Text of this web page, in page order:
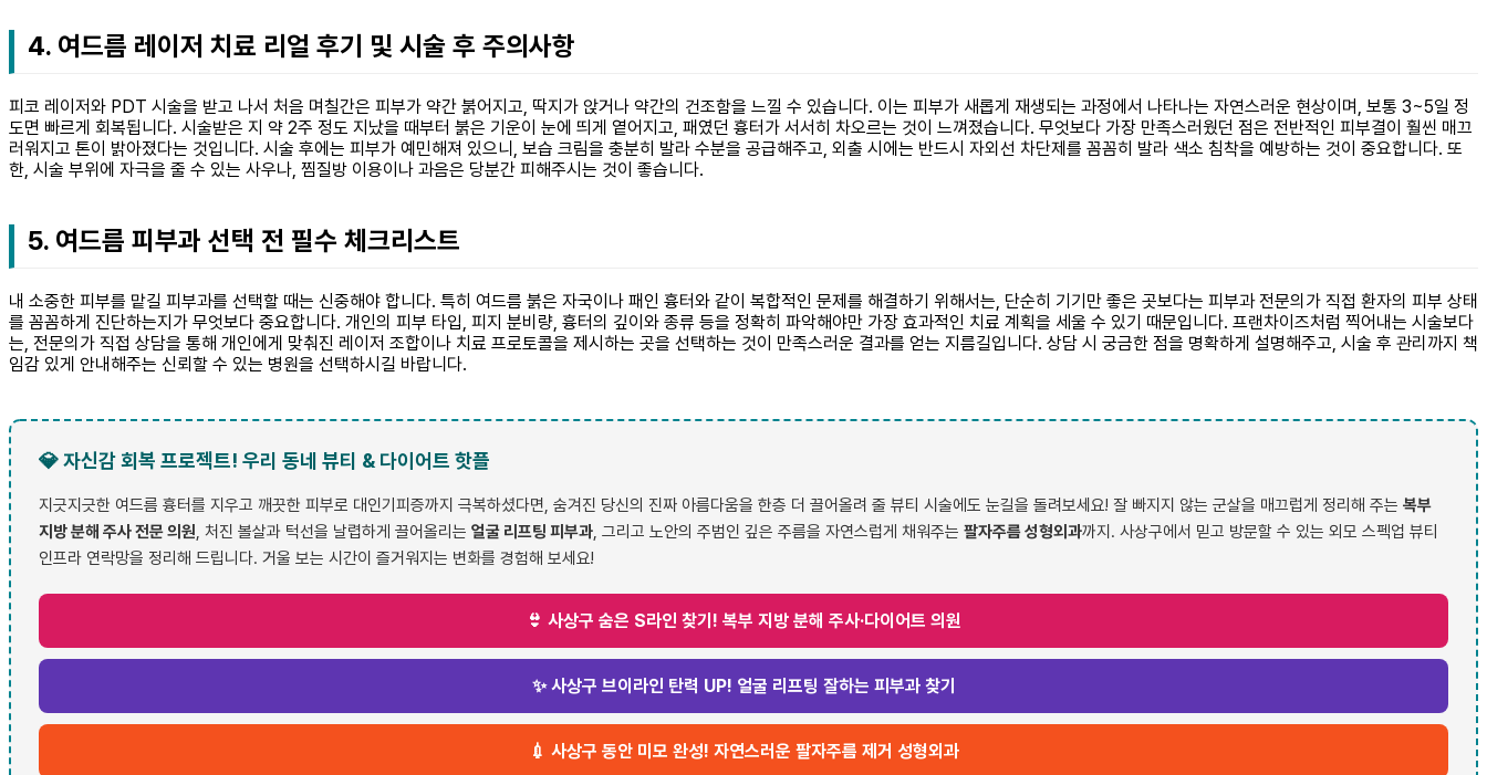
4. 여드름 레이저 치료 리얼 후기 및 시술 후 주의사항
피코 레이저와 PDT 시술을 받고 나서 처음 며칠간은 피부가 약간 붉어지고, 딱지가 앉거나 약간의 건조함을 느낄 수 있습니다. 이는 피부가 새롭게 재생되는 과정에서 나타나는 자연스러운 현상이며, 보통 3~5일 정
도면 빠르게 회복됩니다. 시술받은 지 약 2주 정도 지났을 때부터 붉은 기운이 눈에 띄게 옅어지고, 패였던 흉터가 서서히 차오르는 것이 느껴졌습니다. 무엇보다 가장 만족스러웠던 점은 전반적인 피부결이 훨씬 매끄
러워지고 톤이 밝아졌다는 것입니다. 시술 후에는 피부가 예민해져 있으니, 보습 크림을 충분히 발라 수분을 공급해주고, 외출 시에는 반드시 자외선 차단제를 꼼꼼히 발라 색소 침착을 예방하는 것이 중요합니다. 또
한, 시술 부위에 자극을 줄 수 있는 사우나, 찜질방 이용이나 과음은 당분간 피해주시는 것이 좋습니다.
5. 여드름 피부과 선택 전 필수 체크리스트
내 소중한 피부를 맡길 피부과를 선택할 때는 신중해야 합니다. 특히 여드름 붉은 자국이나 패인 흉터와 같이 복합적인 문제를 해결하기 위해서는, 단순히 기기만 좋은 곳보다는 피부과 전문의가 직접 환자의 피부 상태
를 꼼꼼하게 진단하는지가 무엇보다 중요합니다. 개인의 피부 타입, 피지 분비량, 흉터의 깊이와 종류 등을 정확히 파악해야만 가장 효과적인 치료 계획을 세울 수 있기 때문입니다. 프랜차이즈처럼 찍어내는 시술보다
는, 전문의가 직접 상담을 통해 개인에게 맞춰진 레이저 조합이나 치료 프로토콜을 제시하는 곳을 선택하는 것이 만족스러운 결과를 얻는 지름길입니다. 상담 시 궁금한 점을 명확하게 설명해주고, 시술 후 관리까지 책
임감 있게 안내해주는 신뢰할 수 있는 병원을 선택하시길 바랍니다.
💎 자신감 회복 프로젝트! 우리 동네 뷰티 & 다이어트 핫플
지긋지긋한 여드름 흉터를 지우고 깨끗한 피부로 대인기피증까지 극복하셨다면, 숨겨진 당신의 진짜 아름다움을 한층 더 끌어올려 줄 뷰티 시술에도 눈길을 돌려보세요! 잘 빠지지 않는 군살을 매끄럽게 정리해 주는 복부
지방 분해 주사 전문 의원 , 처진 볼살과 턱선을 날렵하게 끌어올리는 얼굴 리프팅 피부과 , 그리고 노안의 주범인 깊은 주름을 자연스럽게 채워주는 팔자주름 성형외과까지. 사상구에서 믿고 방문할 수 있는 외모 스펙업 뷰티
인프라 연락망을 정리해 드립니다. 거울 보는 시간이 즐거워지는 변화를 경험해 보세요!
👙 사상구 숨은 S라인 찾기! 복부 지방 분해 주사·다이어트 의원
✨ 사상구 브이라인 탄력 UP! 얼굴 리프팅 잘하는 피부과 찾기
💉 사상구 동안 미모 완성! 자연스러운 팔자주름 제거 성형외과